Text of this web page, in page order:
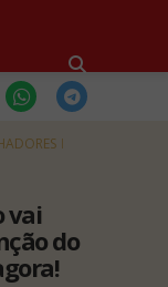
vai
do